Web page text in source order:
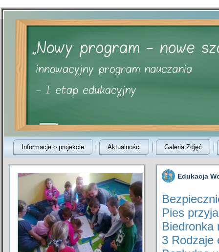
Informacje o projekcie Aktualności Galeria Zdjęć
Edukacja
Pies
3 Rodzaje